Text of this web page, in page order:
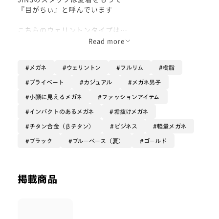
『目がちぃ』と呼んでいます
こちらのウェリントンタイプは
軽くて丈夫なTitan素材を使用し
メタル素材なので
お仕事でも使いやすいワンランク上の
『大人の目がちぃ』です
Read more
メガネ ウェリントン フルリム 樹脂
プライベート カジュアル メガネ男子
小顔に見えるメガネ ファッションアイテム
インパクトのあるメガネ 垢抜けメガネ
チタン合金（βチタン） ビジネス 軽量メガネ
ブラック ブルーベース（夏） ゴールド
掲載商品